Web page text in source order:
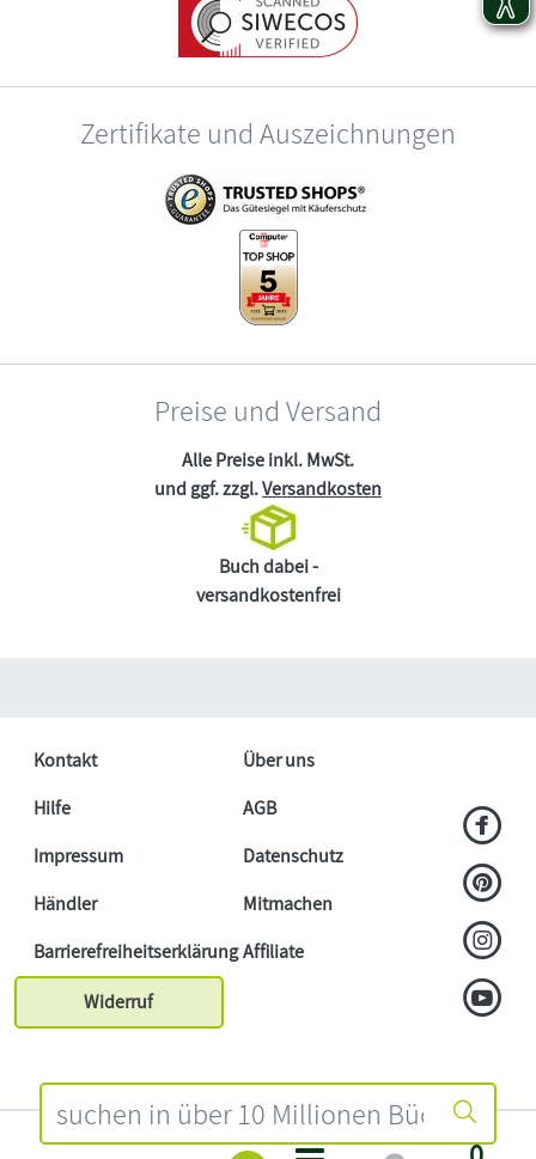
Zertifikate und Auszeichnungen
Preise und Versand
Alle Preise inkl. MwSt.
und ggf. zzgl.Versandkosten
Buch dabei -
versandkostenfrei
Kontakt
Über uns
Hilfe
AGB
Impressum
Datenschutz
Händler
Mitmachen
BarrierefreiheitserklärungAffiliate
Widerruf